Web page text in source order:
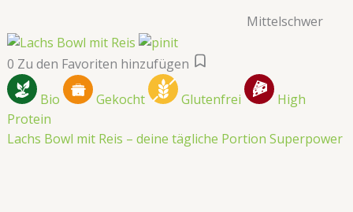
Mittelschwer
0 Zu den Favoriten hinzufügen
Bio Gekocht Glutenfrei
High
Protein
Lachs Bowl mit Reis – deine tägliche Portion Superpower